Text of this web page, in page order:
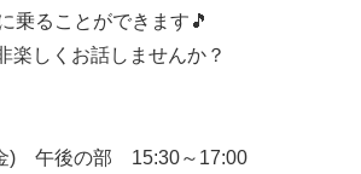
乗ることができます🎵
楽しくお話しませんか？
) 午後の部 15:30～17:00